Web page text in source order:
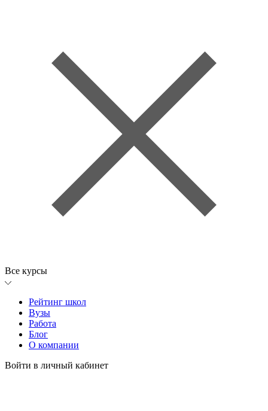
Все курсы
Рейтинг школ
Вузы
Работа
Блог
О компании
Войти в личный кабинет